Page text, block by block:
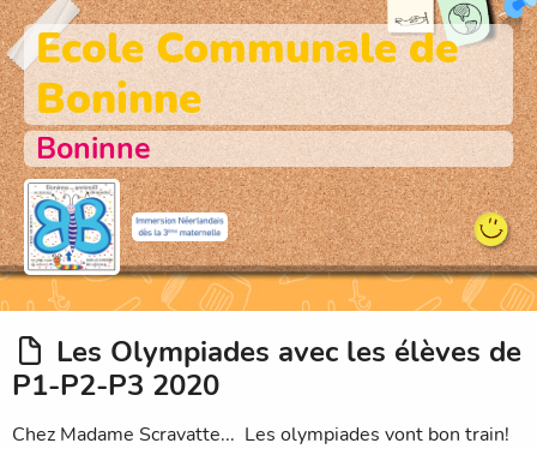
Ecole Communale de
Boninne
Boninne
Les Olympiades avec les élèves de
P1-P2-P3 2020
Chez Madame Scravatte... Les olympiades vont bon train!